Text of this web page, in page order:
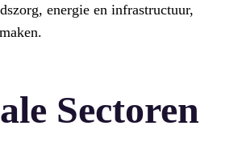
energie en infrastructuur,
Sectoren